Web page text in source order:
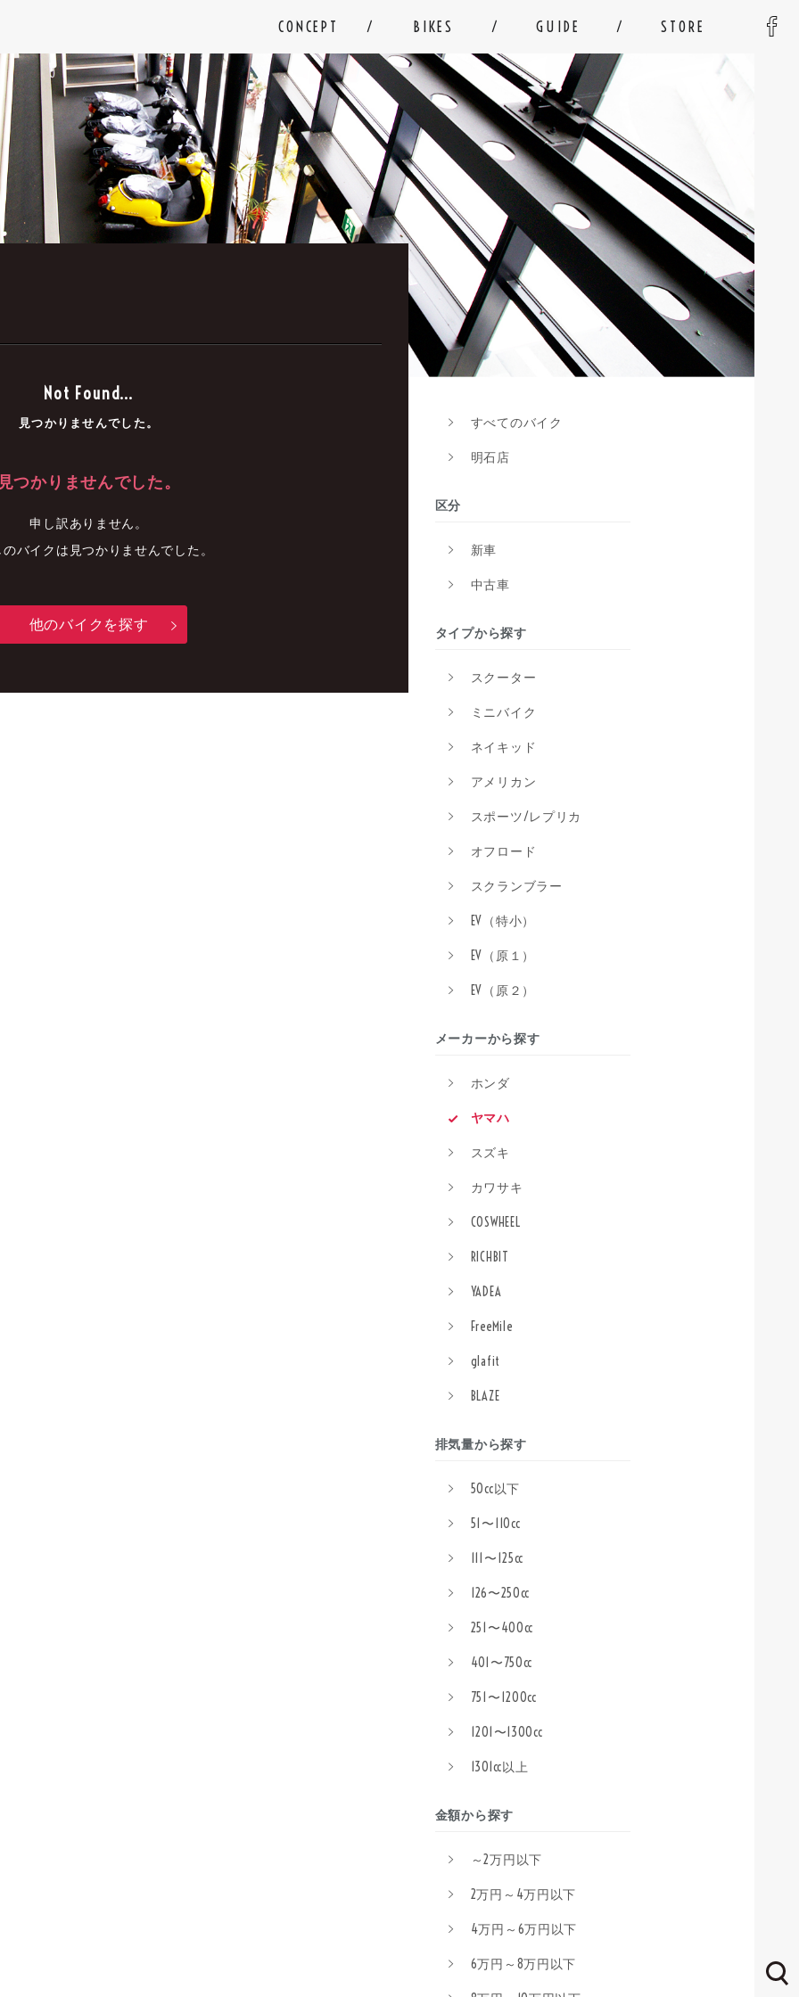
CONCEPT BIKES GUIDE STORE
Not Found...
見つかりませんでした。
見つかりませんでした。
申し訳ありません。
バイクは見つかりませんでした。
他のバイクを探す
すべてのバイク
明石店
区分
新車
中古車
タイプから探す
スクーター
ミニバイク
ネイキッド
アメリカン
スポーツ/レプリカ
オフロード
スクランブラー
EV（特小）
EV（原１）
EV（原２）
メーカーから探す
ホンダ
ヤマハ
スズキ
カワサキ
COSWHEEL
RICHBIT
YADEA
FreeMile
glafit
BLAZE
排気量から探す
50cc以下
51〜110cc
111〜125cc
126〜250cc
251〜400cc
401〜750cc
751〜1200cc
1201〜1300cc
1301cc以上
金額から探す
～2万円以下
2万円～4万円以下
4万円～6万円以下
6万円～8万円以下
中古車